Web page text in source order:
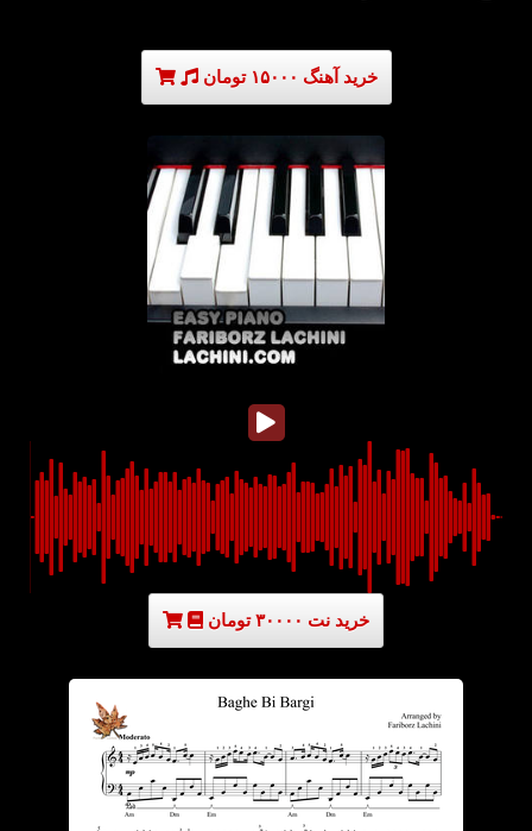
خرید آهنگ ۱۵۰۰۰ تومان
خرید نت ۳۰۰۰۰ تومان